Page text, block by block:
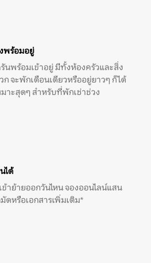
พร้อมอยู่
นพร้อมเข้าอยู่ มีทั้งห้องครัวและสิ่ง
ก จะพักเดือนเดียวหรืออยู่ยาวๆ ก็ได้
าะสุดๆ สำหรับที่พักเช่าช่วง
ได้
ข้าย้ายออกวันไหน จองออนไลน์แสน
ดหรือเอกสารเพิ่มเติม*